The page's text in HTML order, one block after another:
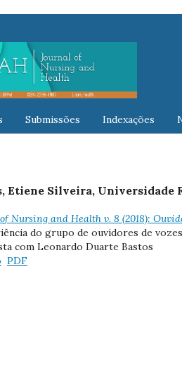
Submissões Indexações
Etiene Silveira, Universidade
Nursing and Health v. 8 (2018):
do grupo de ouvidores de
com Leonardo Duarte Bastos
PDF